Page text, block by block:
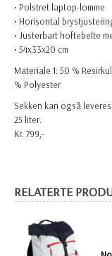
• Polstret laptop-lomme
• Horisontal
• Justerbart hoftebelte
• 54x33x20 cm
Materiale 1: 50 %
% Polyester
Sekken kan også
25 liter.
Kr. 799,-
RELATERTE